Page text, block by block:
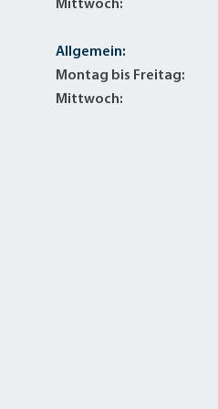
Mittwoch:
Allgemein:
Montag bis Freitag:
Mittwoch: